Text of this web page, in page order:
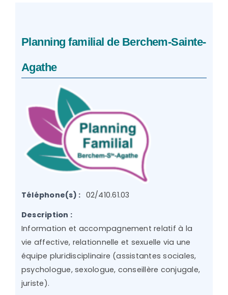
Planning familial de Berchem-Sainte-
Agathe
Téléphone(s) : 02/410.61.03
Description :
Information et accompagnement relatif à la
vie affective, relationnelle et sexuelle via une
équipe pluridisciplinaire (assistantes sociales,
psychologue, sexologue, conseillère conjugale,
juriste).